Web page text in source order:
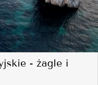
- żagle i